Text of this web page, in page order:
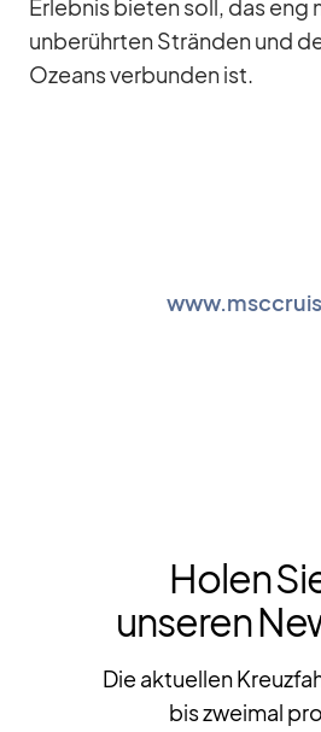
Er­leb­nis bie­ten soll, das eng
un­be­rühr­ten Strän­den und
Oze­ans ver­bun­den ist.
Holen
unseren
Die aktuellen
bis zweimal